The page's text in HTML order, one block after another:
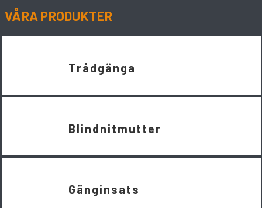
VÅRA PRODUKTER
Trådgänga
Blindnitmutter
Gänginsats